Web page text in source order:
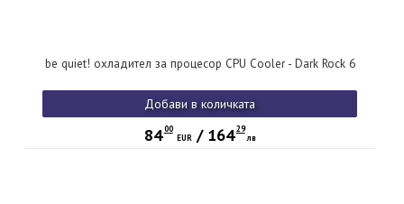
be quiet! охладител за процесор CPU Cooler - Dark Rock 6
Добави в количката
84 00
EUR/ 164 29
лв